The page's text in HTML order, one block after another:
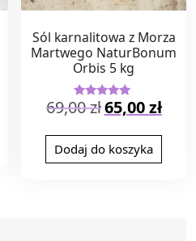
Sól karnalitowa z Morza
Martwego NaturBonum
Orbis 5 kg
Oceniono
5.00
69,00zł Pierwotna
cena
wynosiła:
69,00 zł.
65,00zł
cena
Dodaj do koszyka